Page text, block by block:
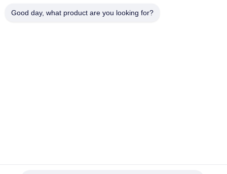
Good day, what product are you looking for?